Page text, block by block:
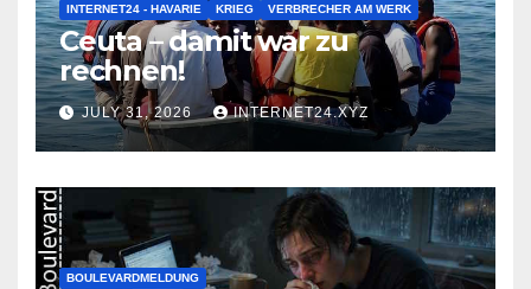
INTERNET24 - HAVARIE KRIEG VERBRECHER AM WERK
Ceuta – damit war zu
rechnen!
JULY 31, 2026 INTERNET24.XYZ
BOULEVARDMELDUNG